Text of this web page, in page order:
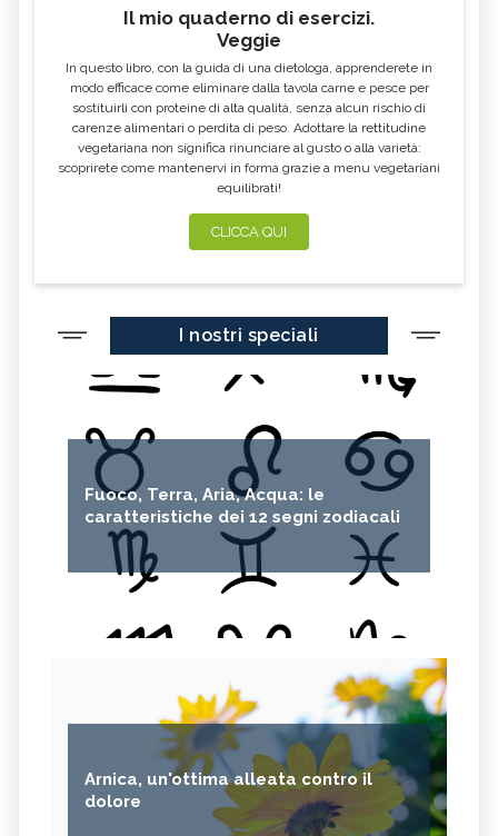
Il mio quaderno di esercizi.
Veggie
In questo libro, con la guida di una dietologa, apprenderete in
modo efficace come eliminare dalla tavola carne e pesce per
sostituirli con proteine di alta qualità, senza alcun rischio di
carenze alimentari o perdita di peso. Adottare la rettitudine
vegetariana non significa rinunciare al gusto o alla varietà:
scoprirete come mantenervi in forma grazie a menu vegetariani
equilibrati!
CLICCA QUI
I nostri speciali
Fuoco, Terra, Aria, Acqua: le
caratteristiche dei 12 segni zodiacali
Arnica, un'ottima alleata contro il
dolore